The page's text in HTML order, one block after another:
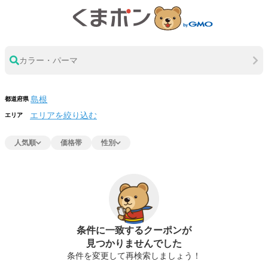
カラー・パーマ
都道府県
エリア エリアを絞り込む
人気順 価格帯 性別
条件に一致するクーポンが
見つかりませんでした
条件を変更して再検索しましょう！